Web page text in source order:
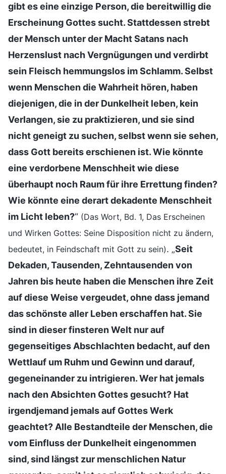
gibt es eine einzige Person, die bereitwillig die
Erscheinung Gottes sucht. Stattdessen strebt
der Mensch unter der Macht Satans nach
Herzenslust nach Vergnügungen und verdirbt
sein Fleisch hemmungslos im Schlamm. Selbst
wenn Menschen die Wahrheit hören, haben
diejenigen, die in der Dunkelheit leben, kein
Verlangen, sie zu praktizieren, und sie sind
nicht geneigt zu suchen, selbst wenn sie sehen,
dass Gott bereits erschienen ist. Wie könnte
eine verdorbene Menschheit wie diese
überhaupt noch Raum für ihre Errettung finden?
Wie könnte eine derart dekadente Menschheit
im Licht leben?“ (Das Wort, Bd. 1, Das Erscheinen
und Wirken Gottes: Seine Disposition nicht zu ändern,
bedeutet, in Feindschaft mit Gott zu sein). „Seit
Dekaden, Tausenden, Zehntausenden von
Jahren bis heute haben die Menschen ihre Zeit
auf diese Weise vergeudet, ohne dass jemand
das schönste aller Leben erschaffen hat. Sie
sind in dieser finsteren Welt nur auf
gegenseitiges Abschlachten bedacht, auf den
Wettlauf um Ruhm und Gewinn und darauf,
gegeneinander zu intrigieren. Wer hat jemals
nach den Absichten Gottes gesucht? Hat
irgendjemand jemals auf Gottes Werk
geachtet? Alle Bestandteile der Menschen, die
vom Einfluss der Dunkelheit eingenommen
sind, sind längst zur menschlichen Natur